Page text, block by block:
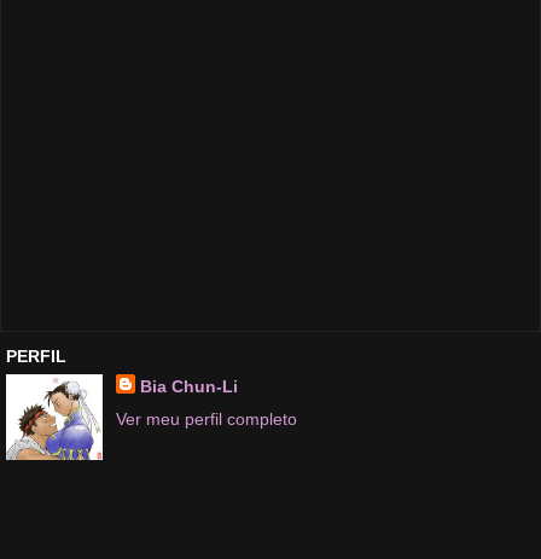
PERFIL
Bia Chun-Li
Ver meu perfil completo